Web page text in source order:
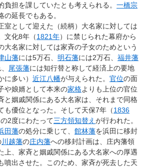
担を課していたとも考えられる。 一橋宗
の延長でもある。
室として迎えた（続柄）大名家に対しては
文化8年（1821年）に禁じられた幕府から
大名家に対しては家斉の子女のためという
山藩には5万石、 明石藩には2万石、 福井藩
尾張藩には知行替と称して経済上の要地
に多い） 近江八幡が与えられた。 官位の面
や娘婿として本来の家格よりも上位の官位
と姻戚関係にある大名家は、それまで同格
も優位となった。そして天保7年（1836
の2度にわたって三方領知替え が行われた。
田藩の処分に乗じて、 館林藩を浜田に移封
川越藩の庄内藩への移封計画は、庄内藩領
上、家斉と姻戚関係にある大名家への厚遇
噴出させた。このため、家斉が死去した天